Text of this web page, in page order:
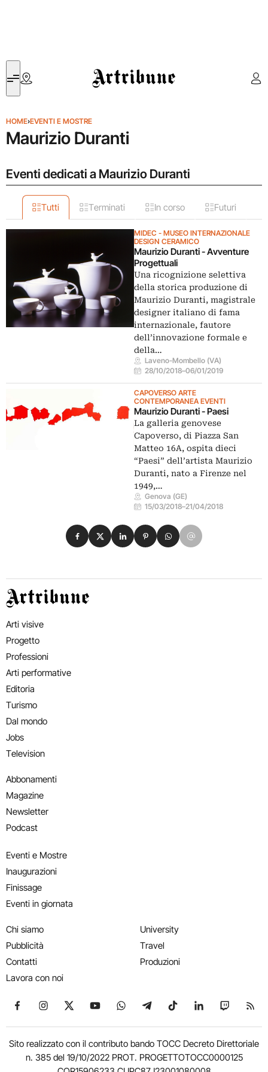
Artribune
HOME›EVENTI E MOSTRE
Maurizio Duranti
Eventi dedicati a Maurizio Duranti
Tutti Terminati In corso Futuri
MIDEC - MUSEO INTERNAZIONALE
DESIGN CERAMICO
Maurizio Duranti - Avventure
Progettuali
Una ricognizione selettiva
della storica produzione di
Maurizio Duranti, magistrale
designer italiano di fama
internazionale, fautore
dell’innovazione formale e
della…
Laveno-Mombello (VA)
28/10/2018–06/01/2019
CAPOVERSO ARTE
CONTEMPORANEA EVENTI
Maurizio Duranti - Paesi
La galleria genovese
Capoverso, di Piazza San
Matteo 16A, ospita dieci
“Paesi” dell’artista Maurizio
Duranti, nato a Firenze nel
1949,…
Genova (GE)
15/03/2018–21/04/2018
Condividi su Facebook
Condividi su X
Condividi su LinkedIn
Condividi su Pinterest
Condividi su WhatsApp
Condividi su Email
Artribune
Arti visive
Progetto
Professioni
Arti performative
Editoria
Turismo
Dal mondo
Jobs
Television
Abbonamenti
Magazine
Newsletter
Podcast
Eventi e Mostre
Inaugurazioni
Finissage
Eventi in giornata
Chi siamo
Pubblicità
Contatti
Lavora con noi
University
Travel
Produzioni
Seguici su Facebook
Seguici su Instagram
Seguici su X
Seguici su YouTube
Seguici su WhatsApp
Seguici su Telegram
Seguici su TikTok
Seguici su
Seguici
Sito realizzato con il contributo bando TOCC Decreto Direttoriale
n. 385 del 19/10/2022 PROT. PROGETTOTOCC0000125